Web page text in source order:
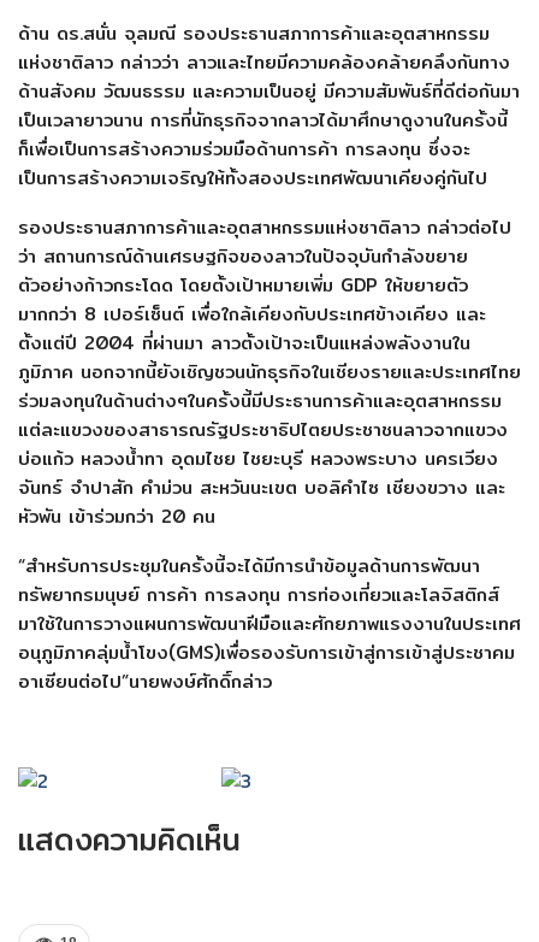
ด้าน ดร.สนั่น จุลมณี รองประธานสภาการค้าและอุตสาหกรรม
แห่งชาติลาว กล่าวว่า ลาวและไทยมีความคล้องคล้ายคลึงกันทาง
ด้านสังคม วัฒนธรรม และความเป็นอยู่ มีความสัมพันธ์ที่ดีต่อกันมา
เป็นเวลายาวนาน การที่นักธุรกิจจากลาวได้มาศึกษาดูงานในครั้งนี้
ก็เพื่อเป็นการสร้างความร่วมมือด้านการค้า การลงทุน ซึ่งจะ
เป็นการสร้างความเจริญให้ทั้งสองประเทศพัฒนาเคียงคู่กันไป
รองประธานสภาการค้าและอุตสาหกรรมแห่งชาติลาว กล่าวต่อไป
ว่า สถานการณ์ด้านเศรษฐกิจของลาวในปัจจุบันกำลังขยาย
ตัวอย่างก้าวกระโดด โดยตั้งเป้าหมายเพิ่ม GDP ให้ขยายตัว
มากกว่า 8 เปอร์เซ็นต์ เพื่อใกล้เคียงกับประเทศข้างเคียง และ
ตั้งแต่ปี 2004 ที่ผ่านมา ลาวตั้งเป้าจะเป็นแหล่งพลังงานใน
ภูมิภาค นอกจากนี้ยังเชิญชวนนักธุรกิจในเชียงรายและประเทศไทย
ร่วมลงทุนในด้านต่างๆในครั้งนี้มีประธานการค้าและอุตสาหกรรม
แต่ละแขวงของสาธารณรัฐประชาธิปไตยประชาชนลาวจากแขวง
บ่อแก้ว หลวงน้ำทา อุดมไชย ไชยะบุรี หลวงพระบาง นครเวียง
จันทร์ จำปาสัก คำม่วน สะหวันนะเขต บอลิคำไซ เชียงขวาง และ
หัวพัน เข้าร่วมกว่า 20 คน
“สำหรับการประชุมในครั้งนี้จะได้มีการนำข้อมูลด้านการพัฒนา
ทรัพยากรมนุษย์ การค้า การลงทุน การท่องเที่ยวและโลจิสติกส์
มาใช้ในการวางแผนการพัฒนาฝีมือและศักยภาพแรงงานในประเทศ
อนุภูมิภาคลุ่มน้ำโขง(GMS)เพื่อรองรับการเข้าสู่การเข้าสู่ประชาคม
อาเซียนต่อไป”นายพงษ์ศักดิ์กล่าว
แสดงความคิดเห็น